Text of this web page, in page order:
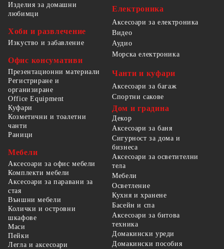
Изделия за домашни
любимци
Хоби и развлечение
Изкуство и забавление
Офис консумативи
Презентационни материали
Регистриране и
организиране
Office Equipment
Електроника
Аксесоари за електроника
Видео
Аудио
Морска електроника
Чанти и куфари
Аксесоари за багаж
Спортни сакове
Куфари
Козметични и тоалетни
чанти
Раници
Мебели
Аксесоари за офис мебели
Комплекти мебели
Аксесоари за паравани за
стая
Външни мебели
Колички и островни
шкафове
Маси
Пейки
Легла и аксесоари
Дом и градина
Декор
Аксесоари за баня
Сигурност за дома и
бизнеса
Аксесоари за осветителни
тела
Мебели
Осветление
Кухня и хранене
Басейн и спа
Аксесоари за битова
техника
Домакински уреди
Домакински пособия